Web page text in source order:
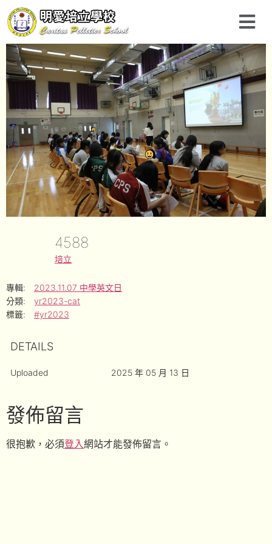
4588
培立
專輯:
2023.11.07 中學英文日
分類:
yr2023-cat
標籤:
#yr2023
DETAILS
Uploaded 2025 年 05 月 13 日
發佈留言
很抱歉，必須登入網站才能發佈留言。